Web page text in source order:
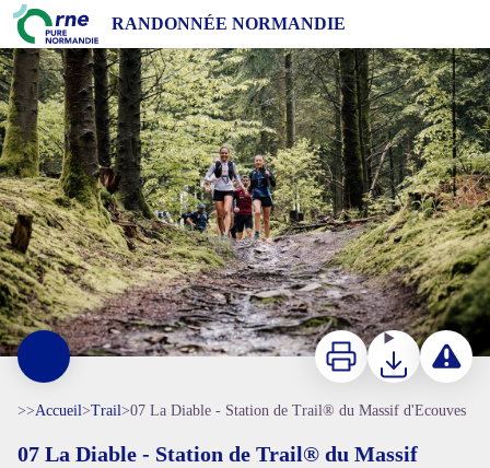
RANDONNÉE NORMANDIE
07 La Diable - Station de Trail® du Massif d'Ecouves
ImprimerTéléchargerSignaler
>>Accueil>Trail>07 La Diable - Station de Trail® du Massif d'Ecouves
07 La Diable - Station de Trail® du Massif